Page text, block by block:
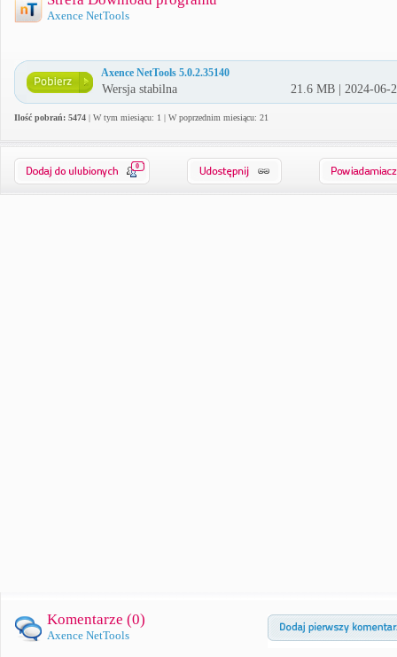
Axence NetTools
Axence NetTools 5.0.2.35140
Wersja stabilna 21.6 MB | 2024-06-
Ilość pobrań: 5474 | W tym miesiącu: 1 | W poprzednim miesiącu: 21
0
Komentarze (0)
Axence NetTools